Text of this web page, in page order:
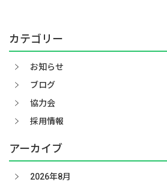
カテゴリー
お知らせ
ブログ
協力会
採用情報
アーカイブ
2026年8月